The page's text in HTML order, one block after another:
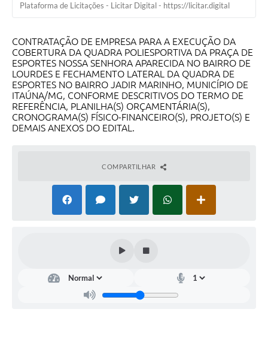
Plataforma de Licitações - Licitar Digital - https://licitar.digital
CONTRATAÇÃO DE EMPRESA PARA A EXECUÇÃO DA
COBERTURA DA QUADRA POLIESPORTIVA DA PRAÇA DE
ESPORTES NOSSA SENHORA APARECIDA NO BAIRRO DE
LOURDES E FECHAMENTO LATERAL DA QUADRA DE
ESPORTES NO BAIRRO JADIR MARINHO, MUNICÍPIO DE
ITAÚNA/MG, CONFORME DESCRITIVOS DO TERMO DE
REFERÊNCIA, PLANILHA(S) ORÇAMENTÁRIA(S),
CRONOGRAMA(S) FÍSICO-FINANCEIRO(S), PROJETO(S) E
DEMAIS ANEXOS DO EDITAL.
COMPARTILHAR